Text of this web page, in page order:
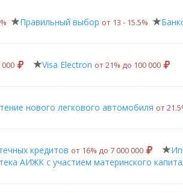
Правильный выбор от 13 ‑ 15.5%
Visa Electron от 21% до 100 000
нового легкового автомобиля от
кредитов от 16% до 7 000 000
АИЖК с участием материнского